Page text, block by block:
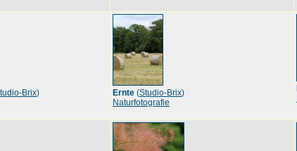
Brix)
Ernte (Studio-Brix)
Naturfotografie